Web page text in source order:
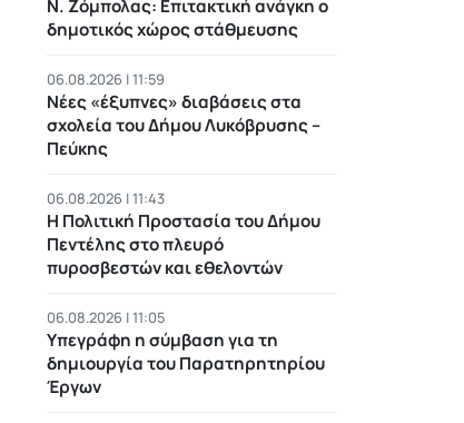
Ν. Ζόμπολας: Eπιτακτική ανάγκη ο
δημοτικός χώρος στάθμευσης
06.08.2026 | 11:59
Νέες «έξυπνες» διαβάσεις στα
σχολεία του Δήμου Λυκόβρυσης –
Πεύκης
06.08.2026 | 11:43
Η Πολιτική Προστασία του Δήμου
Πεντέλης στο πλευρό
πυροσβεστών και εθελοντών
06.08.2026 | 11:05
Υπεγράφη η σύμβαση για τη
δημιουργία του Παρατηρητηρίου
Έργων